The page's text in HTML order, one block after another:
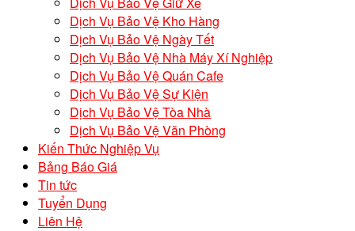
Dịch Vụ Bảo Vệ Kho Hàng
Dịch Vụ Bảo Vệ Ngày Tết
Dịch Vụ Bảo Vệ Nhà Máy Xí Nghiệp
Dịch Vụ Bảo Vệ Quán Cafe
Dịch Vụ Bảo Vệ Sự Kiện
Dịch Vụ Bảo Vệ Tòa Nhà
Dịch Vụ Bảo Vệ Văn Phòng
Kiến Thức Nghiệp Vụ
Bảng Báo Giá
Tin tức
Tuyển Dụng
Liên Hệ